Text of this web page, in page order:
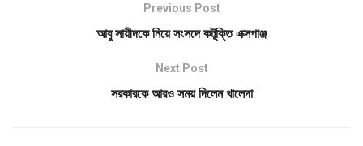
Previous Post
আবু সায়ীদকে নিয়ে সংসদে কটূক্তি এক্সপাঞ্জ
Next Post
সরকারকে আরও সময় দিলেন খালেদা